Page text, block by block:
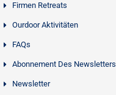
Firmen Retreats
Ourdoor Aktivitäten
FAQs
Abonnement Des Newsletters
Newsletter